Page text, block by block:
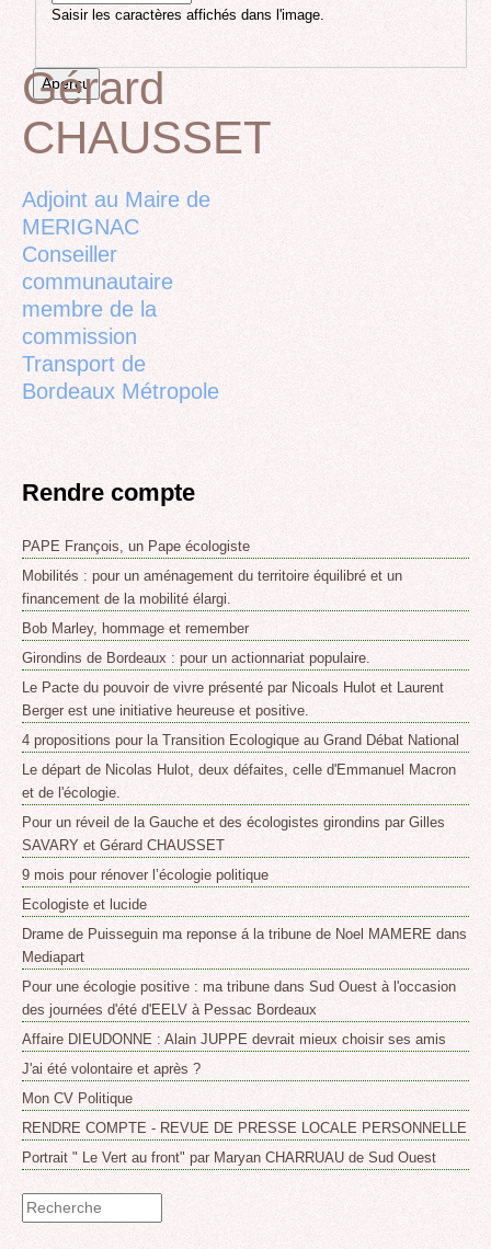
Saisir les caractères affichés dans l'image.
Back
to
Gérard
CHAUSSET
Adjoint au Maire de
MERIGNAC
Conseiller
communautaire
membre de la
commission
Transport de
Bordeaux Métropole
Rendre compte
PAPE François, un Pape écologiste
Mobilités : pour un aménagement du territoire équilibré et un
financement de la mobilité élargi.
Bob Marley, hommage et remember
Girondins de Bordeaux : pour un actionnariat populaire.
Le Pacte du pouvoir de vivre présenté par Nicoals Hulot et Laurent
Berger est une initiative heureuse et positive.
4 propositions pour la Transition Ecologique au Grand Débat National
Le départ de Nicolas Hulot, deux défaites, celle d'Emmanuel Macron
et de l'écologie.
Pour un réveil de la Gauche et des écologistes girondins par Gilles
SAVARY et Gérard CHAUSSET
9 mois pour rénover l’écologie politique
Ecologiste et lucide
Drame de Puisseguin ma reponse á la tribune de Noel MAMERE dans
Mediapart
Pour une écologie positive : ma tribune dans Sud Ouest à l'occasion
des journées d'été d'EELV à Pessac Bordeaux
Affaire DIEUDONNE : Alain JUPPE devrait mieux choisir ses amis
J'ai été volontaire et après ?
Mon CV Politique
RENDRE COMPTE - REVUE DE PRESSE LOCALE PERSONNELLE
Portrait " Le Vert au front" par Maryan CHARRUAU de Sud Ouest
Formulaire